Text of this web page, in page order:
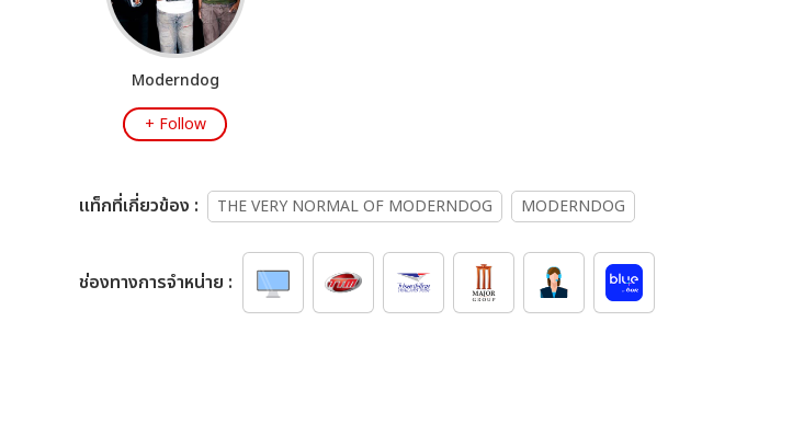
Moderndog
+ Follow
เเท็กที่เกี่ยวข้อง : THE VERY NORMAL OF MODERNDOG MODERNDOG
ช่องทางการจำหน่าย :